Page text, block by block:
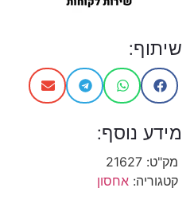
שיתוף:
מידע נוסף:
מק"ט: 21627
קטגוריה: אחסון